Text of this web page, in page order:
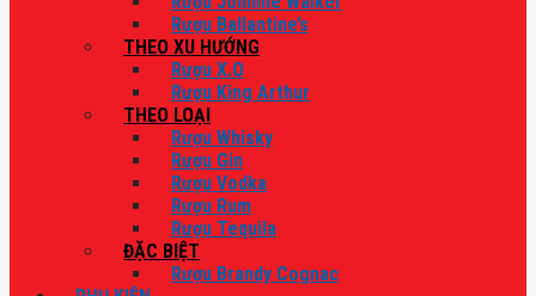
Rượu Ballantine’s
THEO XU HƯỚNG
Rượu X.O
Rượu King Arthur
THEO LOẠI
Rượu Whisky
Rượu Gin
Rượu Vodka
Rượu Rum
Rượu Tequila
ĐẶC BIỆT
Rượu Brandy Cognac